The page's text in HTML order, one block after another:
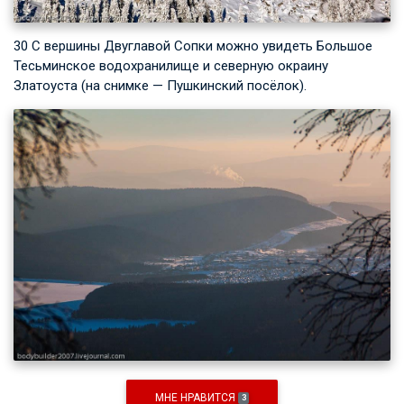
30 С вершины Двуглавой Сопки можно увидеть Большое
Тесьминское водохранилище и северную окраину
Златоуста (на снимке — Пушкинский посёлок).
МНЕ НРАВИТСЯ 3